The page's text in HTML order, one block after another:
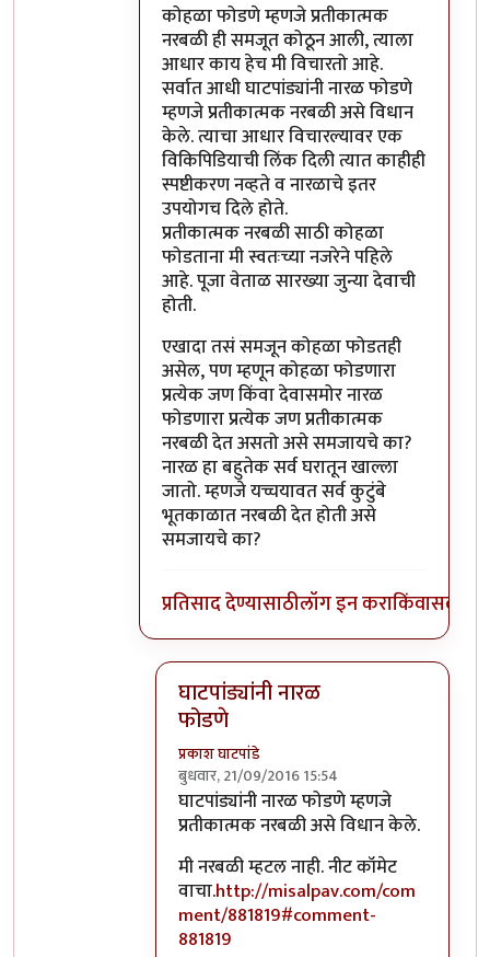
कोहळा फोडणे म्हणजे प्रतीकात्मक
नरबळी ही समजूत कोठून आली, त्याला
आधार काय हेच मी विचारतो आहे.
सर्वात आधी घाटपांड्यांनी नारळ फोडणे
म्हणजे प्रतीकात्मक नरबळी असे विधान
केले. त्याचा आधार विचारल्यावर एक
विकिपिडियाची लिंक दिली त्यात काहीही
स्पष्टीकरण नव्हते व नारळाचे इतर
उपयोगच दिले होते.
प्रतीकात्मक नरबळी साठी कोहळा
फोडताना मी स्वतःच्या नजरेने पहिले
आहे. पूजा वेताळ सारख्या जुन्या देवाची
होती.
एखादा तसं समजून कोहळा फोडतही
असेल, पण म्हणून कोहळा फोडणारा
प्रत्येक जण किंवा देवासमोर नारळ
फोडणारा प्रत्येक जण प्रतीकात्मक
नरबळी देत असतो असे समजायचे का?
नारळ हा बहुतेक सर्व घरातून खाल्ला
जातो. म्हणजे यच्चयावत सर्व कुटुंबे
भूतकाळात नरबळी देत होती असे
समजायचे का?
प्रतिसाद देण्यासाठीलॉग इन कराकिंवासदस्य
घाटपांड्यांनी नारळ
फोडणे
प्रकाश घाटपांडे
बुधवार, 21/09/2016 15:54
In reply toआत्मबंधवाल्यानी `कोहळा म्हणजे
घाटपांड्यांनी नारळ फोडणे म्हणजे
प्रतीकात्मक नरबळी असे विधान केले.
मी नरबळी म्हटल नाही. नीट कॉमेट
वाचा.http://misalpav.com/com
ment/881819#comment-
881819